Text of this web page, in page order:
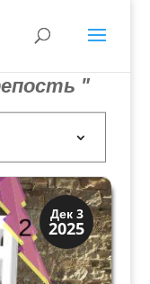
"
Дек 3
2025